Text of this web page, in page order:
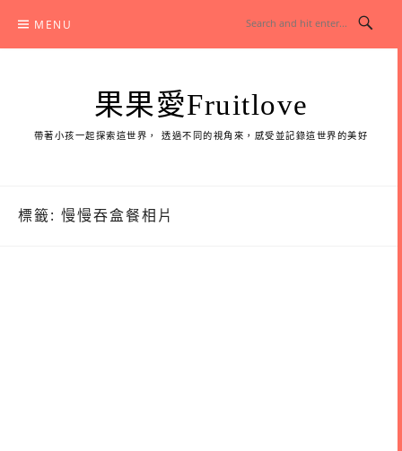
content
MENU
果果愛Fruitlove
帶著小孩一起探索這世界， 透過不同的視角來，感受並記錄這世界的美好
標籤: 慢慢吞盒餐相片